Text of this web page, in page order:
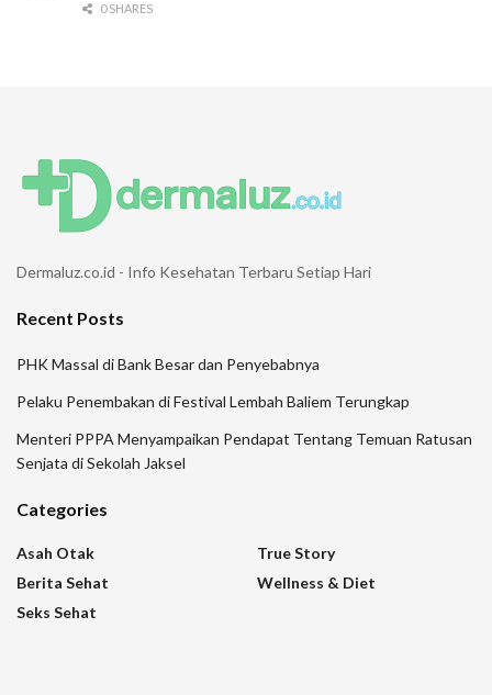
0 SHARES
Dermaluz.co.id - Info Kesehatan Terbaru Setiap Hari
Recent Posts
PHK Massal di Bank Besar dan Penyebabnya
Pelaku Penembakan di Festival Lembah Baliem Terungkap
Menteri PPPA Menyampaikan Pendapat Tentang Temuan Ratusan
Senjata di Sekolah Jaksel
Categories
Asah Otak
Berita Sehat
Seks Sehat
True Story
Wellness & Diet